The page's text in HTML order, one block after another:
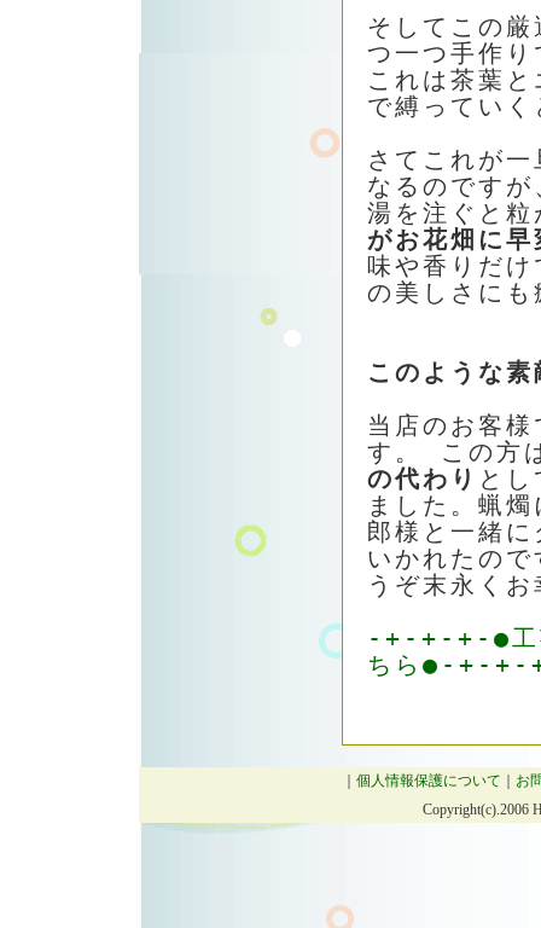
そしてこの
つ一つ手作
これは茶葉
で縛ってい
さてこれが
なるのですが
湯を注ぐと
がお花畑に早
味や香りだ
の美しさに
このような
当店のお客
す。 この方
の代わり と
ました。蝋
郎様と一緒
いかれたの
うぞ末永く
-+-+-+-●工
ちら●-+-+-
個人情報保護について
お
Copyright(c).2006